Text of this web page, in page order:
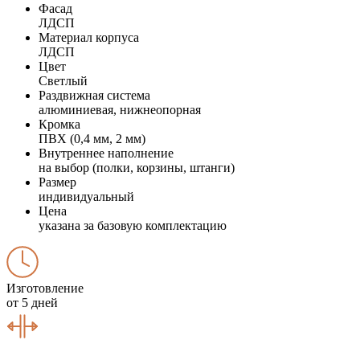
Фасад
ЛДСП
Материал корпуса
ЛДСП
Цвет
Светлый
Раздвижная система
алюминиевая, нижнеопорная
Кромка
ПВХ (0,4 мм, 2 мм)
Внутреннее наполнение
на выбор (полки, корзины, штанги)
Размер
индивидуальный
Цена
указана за базовую комплектацию
Изготовление
от 5 дней